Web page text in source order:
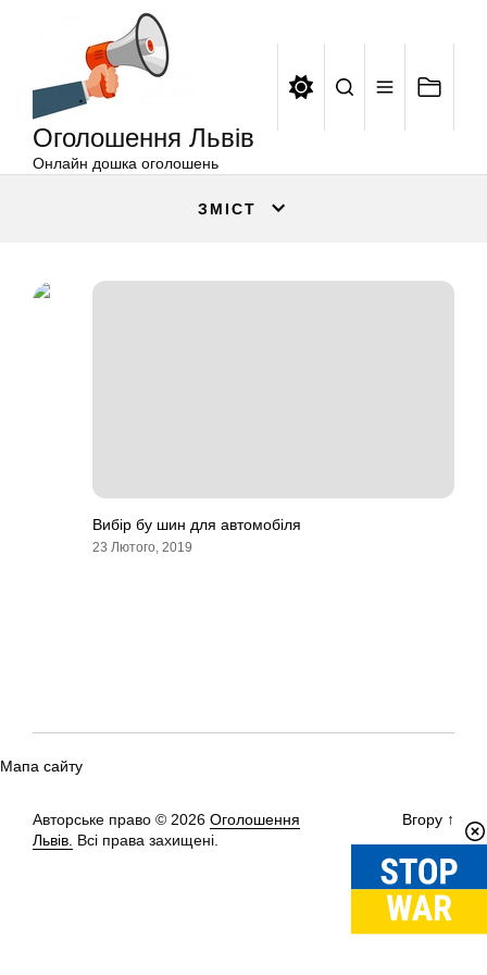
Оголошення Львів
Онлайн дошка оголошень
ЗМІСТ
Вибір бу шин для автомобіля
23 Лютого, 2019
Мапа сайту
Авторське право © 2026 Оголошення
Львів. Всі права захищені.
Вгору ↑